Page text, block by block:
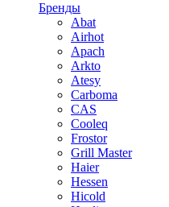
Бренды
Abat
Airhot
Apach
Arkto
Atesy
Carboma
CAS
Cooleq
Frostor
Grill Master
Haier
Hessen
Hicold